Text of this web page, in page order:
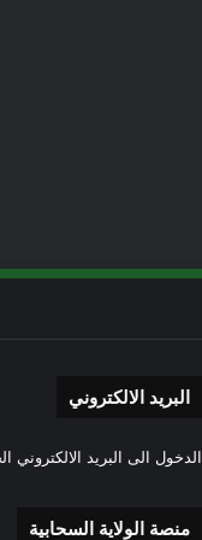
البريد الالكتروني
الدخول الى البريد الالكتروني
منصة الولاية السحابية